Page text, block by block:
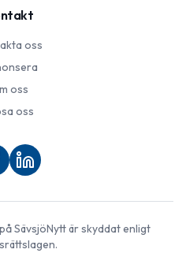
oss
oss
oss
SävsjöNyttär skyddat enligt